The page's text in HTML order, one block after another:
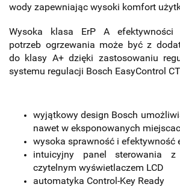
wody zapewniając wysoki komfort
Wysoka klasa ErP A efektywności
potrzeb ogrzewania może być z
do klasy A+ dzięki zastosowaniu
systemu regulacji Bosch EasyControl
wyjątkowy design Bosch
nawet w eksponowanych
wysoka sprawność i efektywność
intuicyjny panel sterowania
czytelnym wyświetlaczem LCD
automatyka Control-Key Ready